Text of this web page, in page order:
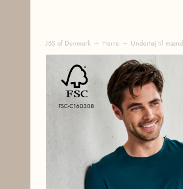
JBS of Denmark Herre Undertøj til mænd
FSC-C160308